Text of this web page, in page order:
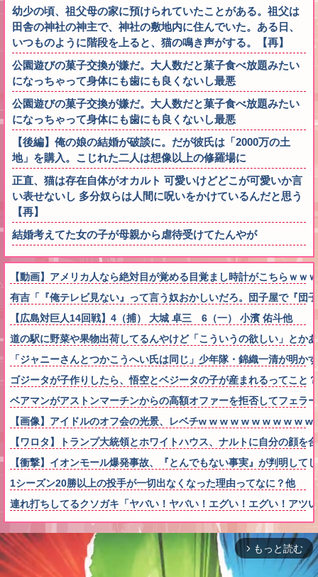
幼少の頃、祖父母の家に預けられていたことがある。祖父は
田舎の神社の神主で、神社の敷地内に住んでいた。ある日、
いつものように階段を上ると、猫の鳴き声がする。【再】
公園遊びの菓子交換が嫌だ。大人数だと菓子食べ放題みたい
になっちゃって身体にも歯にも良くないし最悪
公園遊びの菓子交換が嫌だ。大人数だと菓子食べ放題みたい
になっちゃって身体にも歯にも良くないし最悪
【後編】俺の娘の結婚が破談に。だが彼氏は「2000万の土
地」を購入。こじれた二人は想像以上の修羅場に
正直、猫は存在自体がオカルト 可愛いけどどこが可愛いか言
い表せないし 多分奴らは人間に呪いをかけているんだと思う
【再】
結婚考えてた女の子が母親から虐待受けてたんやが
【動画】アメリカ人なら絶対目が覚める目覚まし時計がこちらｗｗ
有吉「『俺テレビ見ない』って言う奴おかしいだろ。団子屋で『団
【広島対巨人14回戦】4（捕） 大城 卓三 6（一） 小濱 佑斗他
道の駅に野菜や果物出荷してるんやけど「こういうの欲しい」とか
「ジャニーさんとつかこうへい氏は同じ」少年隊・錦織一清が明か
ゴジータが子作りしたら、悟空とベジータの子が産まれるってこと
ベアマンがアストンマーチンからの高額オファーを拒否してフェラ
【画像】アイドルのオフ会の光景、レベチw w w w w w w w w w w
【ワロタ】トランプ大統領とホワイトハウス、ナルトに自分の顔
【衝撃】イオンモール爆発事故、『とんでもない事実』が判明して
1シーズン20勝以上の投手が一切出なくなった理由ってなに？他
連れ打ちしてるクソガキ「ヤバい！ヤバい！エグい！エグい！アツ
arrow_forward_ios もっと読む